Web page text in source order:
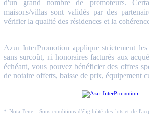
d'un grand nombre de promoteurs.
maisons/villas sont validés par des
vérifier la qualité des résidences et la
Azur InterPromotion applique strictement
sans surcoût, ni honoraires facturés aux
échéant, vous pouvez bénéficier des offres
de notaire offerts, baisse de prix, équipement
* Nota Bene : Sous conditions d'éligibilité des lots et de